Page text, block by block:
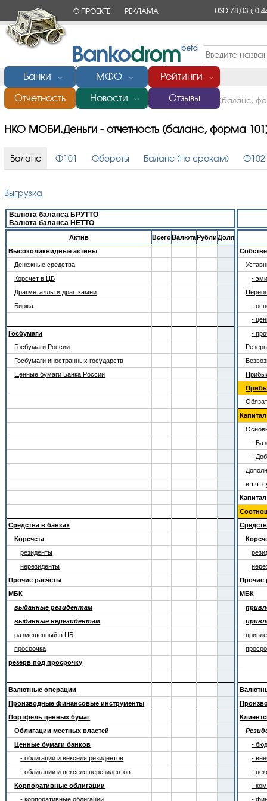
О ПРОЕКТЕ РЕКЛАМА USD 78,03(-
Банки ﹀ МФО ﹀ Рейтинги ﹀
Отчетность Новости ﹀ Отзывы
Главная/Банки России/МОБИ.Деньги /Отчетность (баланс,
НКО МОБИ.Деньги - отчетность (баланс, форма
Баланс Ф101 Обороты Баланс (по срокам) Ф102
Выгрузка
Валюта баланса БРУТТО
Валюта баланса НЕТТО
Aктив ВсегоВалютаРублиДоля
Высоколиквидные активы
Денежные средства
Корсчет в ЦБ
Драгметаллы и драг. камни
Биржа
Госбумаги
Госбумаги России
Госбумаги иностранных государств
Ценные бумаги Банка России
Средства в банках
Корсчета
резиденты
нерезиденты
Прочие расчеты
МБК
выданные резидентам
выданные нерезидентам
размещенный в ЦБ
просрочка
резерв под просрочку
Валютные операции
Производные финансовые инструменты
Портфель ценных бумаг
Облигации местных властей
Ценные бумаги банков
- облигации и векселя резидентов
- облигации и векселя нерезидентов
Корпоративные облигации
- корпоративные облигации
-
-
-
-
-
-
в т.ч.
Прочие
МБК
-
-
-
-
-